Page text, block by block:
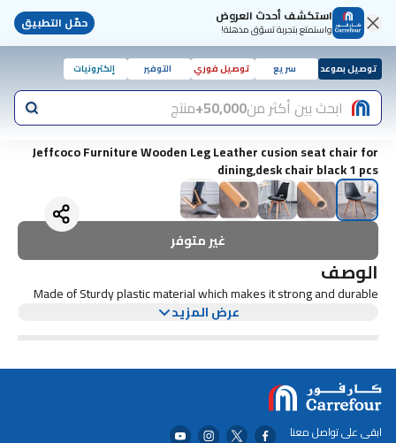
استكشف أحدث العروض
واستمتع بتجربة تسوّق مذهلة! حمّل التطبيق
توصيل بموعد سريع توصيل فوري التوفير إلكترونيات
ابحث بين أكثر من50,000+ منتج
Jeffcoco Furniture Wooden Leg Leather cusion seat chair for
dining,desk chair black 1 pcs
غير متوفر
الوصف
Made of Sturdy plastic material which makes it strong and durable
عرض المزيد
ابقى على تواصل معنا